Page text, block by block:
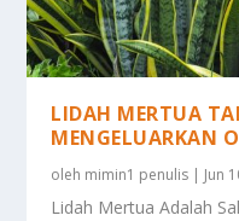
LIDAH MERTUA
MENGELUARKAN
oleh mimin1 penulis | Jun
Lidah Mertua Adalah